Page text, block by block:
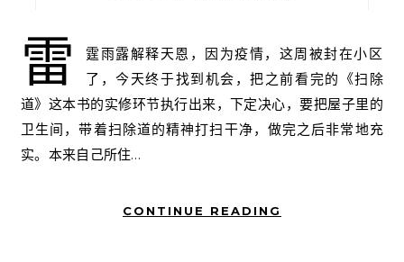
雷
霆雨露解释天恩，因为疫情，这周被封在小区
了，今天终于找到机会，把之前看完的《扫除
道》这本书的实修环节执行出来，下定决心，要把屋子里的
卫生间，带着扫除道的精神打扫干净，做完之后非常地充
实。本来自己所住…
CONTINUE READING